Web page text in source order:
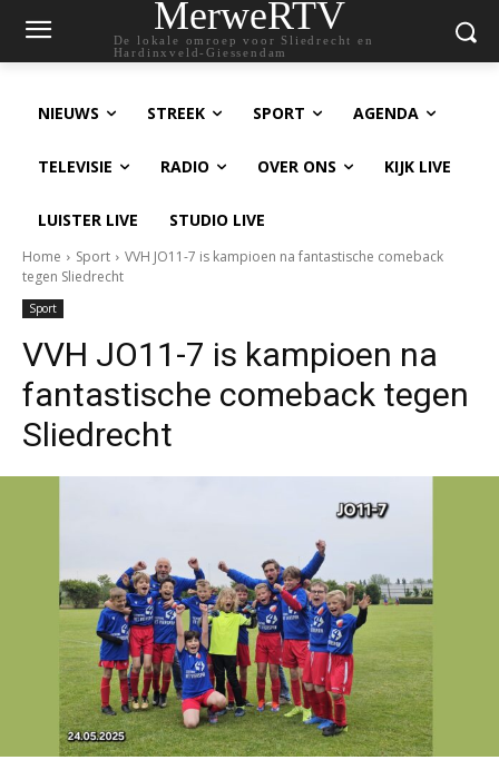
MerweRTV
De lokale omroep voor Sliedrecht en
Hardinxveld-Giessendam
NIEUWS STREEK SPORT AGENDA
TELEVISIE RADIO OVER ONS KIJK LIVE
LUISTER LIVE STUDIO LIVE
Home Sport
VVH JO11-7 is kampioen na fantastische comeback
tegen Sliedrecht
Sport
VVH JO11-7 is kampioen na
fantastische comeback tegen
Sliedrecht